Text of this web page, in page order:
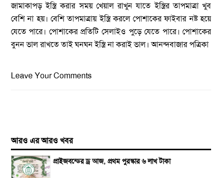
জামাকাপড় ইস্ত্রি করার সময় খেয়াল রাখুন যাতে ইস্ত্রির তাপমাত্রা খুব
বেশি না হয়। বেশি তাপমাত্রায় ইস্ত্রি করলে পোশাকের ফাইবার নষ্ট হয়ে
যেতে পারে। পোশাকের প্রতিটি সেলাইও পুড়ে যেতে পারে। পোশাকের
বুনন ভাল রাখতে তাই ঘনঘন ইস্ত্রি না করাই ভাল। আনন্দবাজার পত্রিকা
Leave Your Comments
আরও এর আরও খবর
প্রাইজবন্ডের ড্র আজ, প্রথম পুরস্কার ৬ লাখ টাকা